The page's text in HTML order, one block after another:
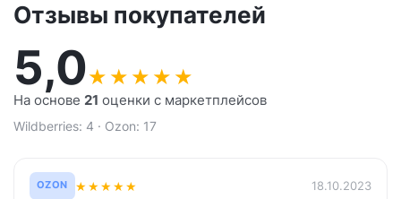
Отзывы покупателей
5,0★ ★ ★ ★ ★
На основе 21 оценки с маркетплейсов
Wildberries: 4 · Ozon: 17
OZON ★★★★★ 18.10.2023